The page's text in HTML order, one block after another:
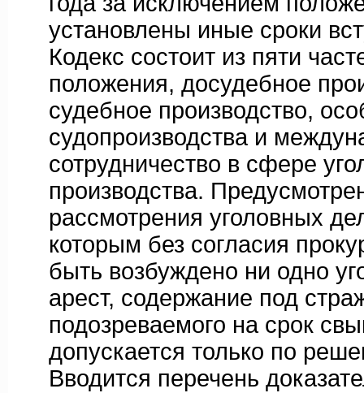
установлены иные сроки
Кодекс состоит из пяти
положения, досудебное
судебное производство,
судопроизводства и
сотрудничество в сфере
производства.
рассмотрения уголовных
которым без согласия
быть возбуждено ни одно
арест, содержание под
подозреваемого на срок
допускается только по
Вводится перечень